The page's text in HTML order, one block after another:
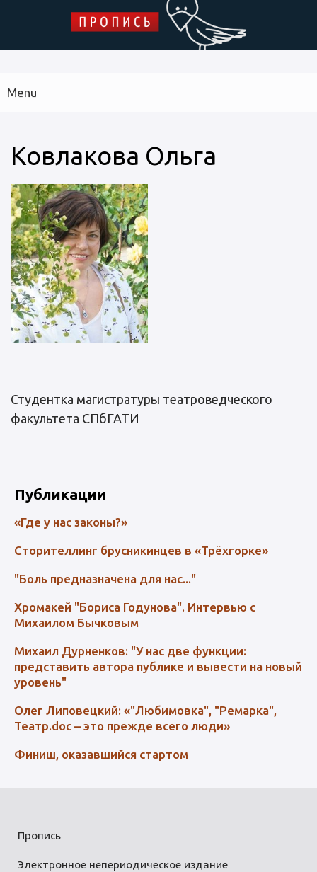
Skip to main content
Main
Menu
Ковлакова Ольга
Студентка магистратуры театроведческого
факультета СПбГАТИ
Публикации
«Где у нас законы?»
Сторителлинг брусникинцев в «Трёхгорке»
"Боль предназначена для нас..."
Хромакей "Бориса Годунова". Интервью с
Михаилом Бычковым
Михаил Дурненков: "У нас две функции:
представить автора публике и вывести на новый
уровень"
Олег Липовецкий: «"Любимовка", "Ремарка",
Театр.doc – это прежде всего люди»
Финиш, оказавшийся стартом
Пропись
Электронное непериодическое издание